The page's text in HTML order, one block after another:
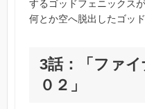
するゴッドフェニックス
何とか空へ脱出したゴッ
3話：「ファ
０２」